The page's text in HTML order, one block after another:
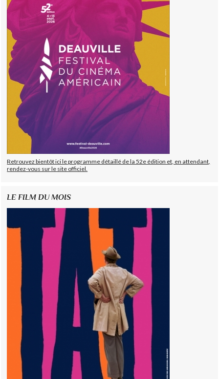
Retrouvez bientôt ici le programme détaillé de la 52e édition et, en attendant,
rendez-vous sur le site officiel.
LE FILM DU MOIS